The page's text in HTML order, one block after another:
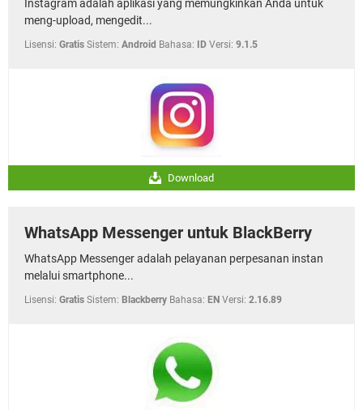
Instagram adalah aplikasi yang memungkinkan Anda untuk
meng-upload, mengedit...
Lisensi: Gratis Sistem: Android Bahasa: ID Versi: 9.1.5
Download
WhatsApp Messenger untuk BlackBerry
WhatsApp Messenger adalah pelayanan perpesanan instan
melalui smartphone...
Lisensi: Gratis Sistem: Blackberry Bahasa: EN Versi: 2.16.89